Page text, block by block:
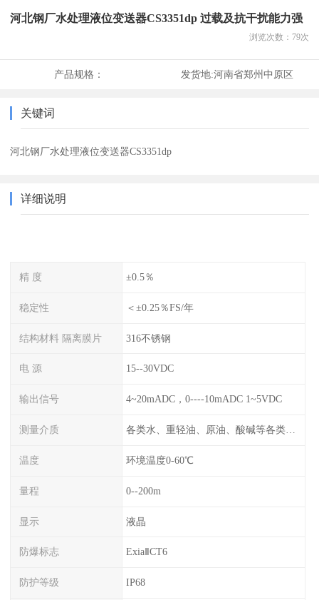
河北钢厂水处理液位变送器CS3351dp 过载及抗干扰能力强
浏览次数： 79次
产品规格： 发货地:河南省郑州中原区
关键词
河北钢厂水处理液位变送器CS3351dp
详细说明
精 度 ±0.5％
稳定性 ＜±0.25％FS/年
结构材料 隔离膜片 316不锈钢
电 源 15--30VDC
输出信号 4~20mADC，0----10mADC 1~5VDC
测量介质 各类水、重轻油、原油、酸碱等各类腐蚀液
温度 环境温度0-60℃
量程 0--200m
显示 液晶
防爆标志 ExiaⅡCT6
防护等级 IP68